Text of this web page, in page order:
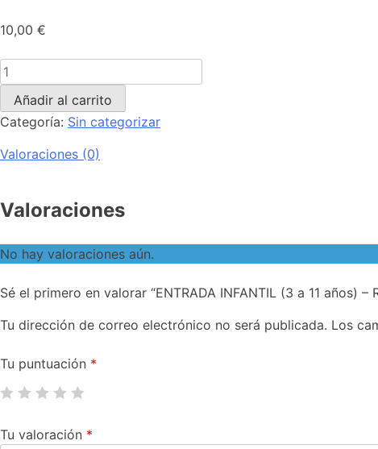
10,00 €
Añadir al carrito
Categoría: Sin categorizar
Valoraciones (0)
Valoraciones
No hay valoraciones aún.
Sé el primero en valorar “ENTRADA INFANTIL (3 a 11 años) –
Tu dirección de correo electrónico no será publicada. Los
Tu puntuación *
Tu valoración *